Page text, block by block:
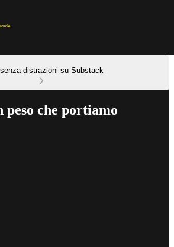
distrazioni su Substack
che portiamo